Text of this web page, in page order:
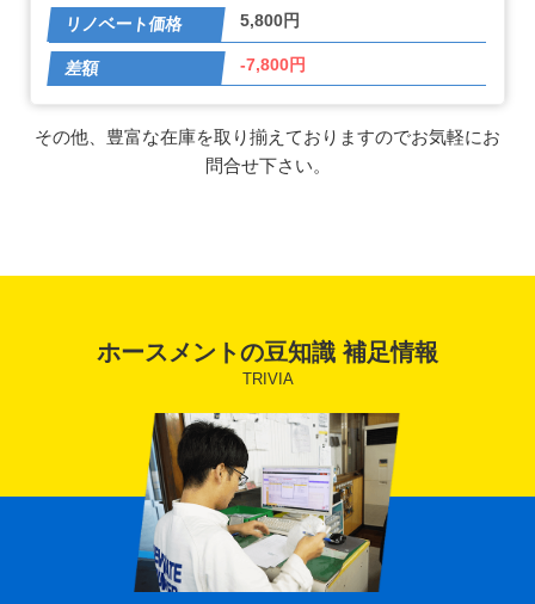
5,800円
-7,800円
その他、豊富な在庫を取り揃えておりますのでお気軽にお
問合せ下さい。
ホースメントの豆知識 補足情報